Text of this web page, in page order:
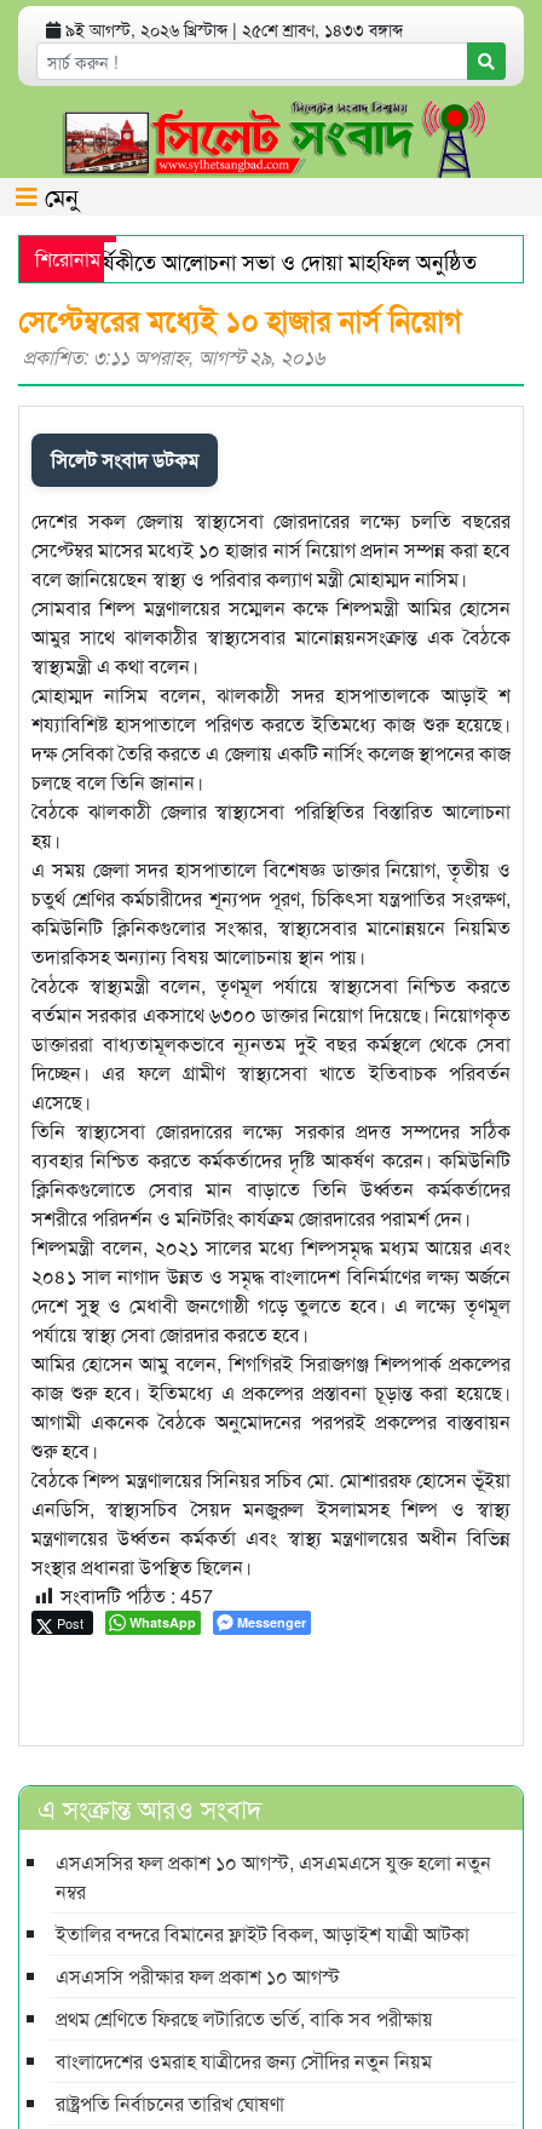
৯ই আগস্ট, ২০২৬ খ্রিস্টাব্দ | ২৫শে শ্রাবণ, ১৪৩৩ বঙ্গাব্দ
মেনু
শিরোনাম
মৃত্যুবার্ষিকীতে আলোচনা সভা ও দোয়া মাহফিল অনুষ্ঠিত
স্বর্ণের দামে বড় লাফ
যেসব অ্যাপ থাকলে হ্যাকড হতে
সেপ্টেম্বরের মধ্যেই ১০ হাজার নার্স নিয়োগ
প্রকাশিত: ৩:১১ অপরাহ্ণ, আগস্ট ২৯, ২০১৬
সিলেট সংবাদ ডটকম
দেশের সকল জেলায় স্বাস্থ্যসেবা জোরদারের লক্ষ্যে চলতি বছরের
সেপ্টেম্বর মাসের মধ্যেই ১০ হাজার নার্স নিয়োগ প্রদান সম্পন্ন করা হবে
বলে জানিয়েছেন স্বাস্থ্য ও পরিবার কল্যাণ মন্ত্রী মোহাম্মদ নাসিম।
সোমবার শিল্প মন্ত্রণালয়ের সম্মেলন কক্ষে শিল্পমন্ত্রী আমির হোসেন
আমুর সাথে ঝালকাঠীর স্বাস্থ্যসেবার মানোন্নয়নসংক্রান্ত এক বৈঠকে
স্বাস্থ্যমন্ত্রী এ কথা বলেন।
মোহাম্মদ নাসিম বলেন, ঝালকাঠী সদর হাসপাতালকে আড়াই শ
শয্যাবিশিষ্ট হাসপাতালে পরিণত করতে ইতিমধ্যে কাজ শুরু হয়েছে।
দক্ষ সেবিকা তৈরি করতে এ জেলায় একটি নার্সিং কলেজ স্থাপনের কাজ
চলছে বলে তিনি জানান।
বৈঠকে ঝালকাঠী জেলার স্বাস্থ্যসেবা পরিস্থিতির বিস্তারিত আলোচনা
হয়।
এ সময় জেলা সদর হাসপাতালে বিশেষজ্ঞ ডাক্তার নিয়োগ, তৃতীয় ও
চতুর্থ শ্রেণির কর্মচারীদের শূন্যপদ পূরণ, চিকিৎসা যন্ত্রপাতির সংরক্ষণ,
কমিউনিটি ক্লিনিকগুলোর সংস্কার, স্বাস্থ্যসেবার মানোন্নয়নে নিয়মিত
তদারকিসহ অন্যান্য বিষয় আলোচনায় স্থান পায়।
বৈঠকে স্বাস্থ্যমন্ত্রী বলেন, তৃণমূল পর্যায়ে স্বাস্থ্যসেবা নিশ্চিত করতে
বর্তমান সরকার একসাথে ৬৩০০ ডাক্তার নিয়োগ দিয়েছে। নিয়োগকৃত
ডাক্তাররা বাধ্যতামূলকভাবে ন্যূনতম দুই বছর কর্মস্থলে থেকে সেবা
দিচ্ছেন। এর ফলে গ্রামীণ স্বাস্থ্যসেবা খাতে ইতিবাচক পরিবর্তন
এসেছে।
তিনি স্বাস্থ্যসেবা জোরদারের লক্ষ্যে সরকার প্রদত্ত সম্পদের সঠিক
ব্যবহার নিশ্চিত করতে কর্মকর্তাদের দৃষ্টি আকর্ষণ করেন। কমিউনিটি
ক্লিনিকগুলোতে সেবার মান বাড়াতে তিনি উর্ধ্বতন কর্মকর্তাদের
সশরীরে পরিদর্শন ও মনিটরিং কার্যক্রম জোরদারের পরামর্শ দেন।
শিল্পমন্ত্রী বলেন, ২০২১ সালের মধ্যে শিল্পসমৃদ্ধ মধ্যম আয়ের এবং
২০৪১ সাল নাগাদ উন্নত ও সমৃদ্ধ বাংলাদেশ বিনির্মাণের লক্ষ্য অর্জনে
দেশে সুস্থ ও মেধাবী জনগোষ্ঠী গড়ে তুলতে হবে। এ লক্ষ্যে তৃণমূল
পর্যায়ে স্বাস্থ্য সেবা জোরদার করতে হবে।
আমির হোসেন আমু বলেন, শিগগিরই সিরাজগঞ্জ শিল্পপার্ক প্রকল্পের
কাজ শুরু হবে। ইতিমধ্যে এ প্রকল্পের প্রস্তাবনা চূড়ান্ত করা হয়েছে।
আগামী একনেক বৈঠকে অনুমোদনের পরপরই প্রকল্পের বাস্তবায়ন
শুরু হবে।
বৈঠকে শিল্প মন্ত্রণালয়ের সিনিয়র সচিব মো. মোশাররফ হোসেন ভূঁইয়া
এনডিসি, স্বাস্থ্যসচিব সৈয়দ মনজুরুল ইসলামসহ শিল্প ও স্বাস্থ্য
মন্ত্রণালয়ের উর্ধ্বতন কর্মকর্তা এবং স্বাস্থ্য মন্ত্রণালয়ের অধীন বিভিন্ন
সংস্থার প্রধানরা উপস্থিত ছিলেন।
সংবাদটি পঠিত : 457
Post WhatsApp Messenger
এ সংক্রান্ত আরও সংবাদ
এসএসসির ফল প্রকাশ ১০ আগস্ট, এসএমএসে যুক্ত হলো নতুন
নম্বর
ইতালির বন্দরে বিমানের ফ্লাইট বিকল, আড়াইশ যাত্রী আটকা
এসএসসি পরীক্ষার ফল প্রকাশ ১০ আগস্ট
প্রথম শ্রেণিতে ফিরছে লটারিতে ভর্তি, বাকি সব পরীক্ষায়
বাংলাদেশের ওমরাহ যাত্রীদের জন্য সৌদির নতুন নিয়ম
রাষ্ট্রপতি নির্বাচনের তারিখ ঘোষণা